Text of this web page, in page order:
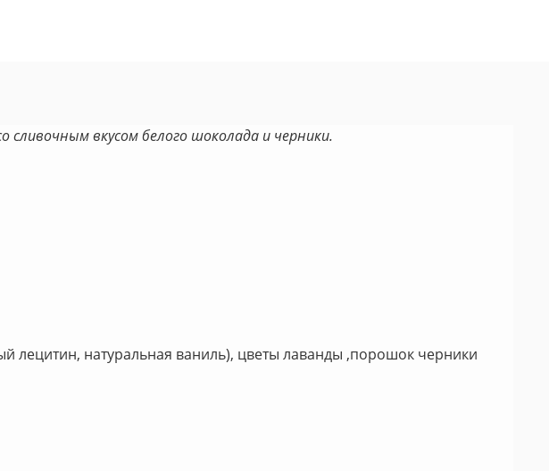
сливочным вкусом белого шоколада и черники.
лецитин, натуральная ваниль), цветы лаванды ,порошок черники